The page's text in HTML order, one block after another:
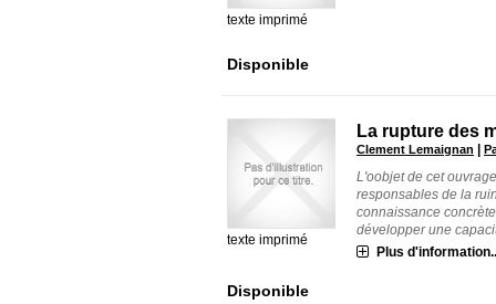
texte imprimé
Disponible
texte imprimé
La rupture des
Clement Lemaignan |
L'oobjet de cet
responsables de la
connaissance
développer une
Plus
Disponible